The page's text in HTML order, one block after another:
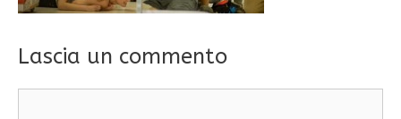
Lascia un commento